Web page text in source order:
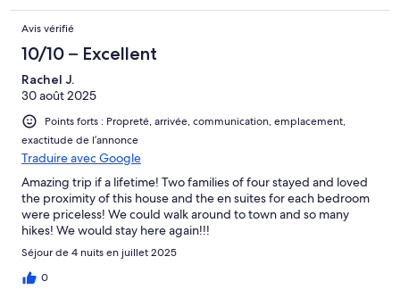
Avis vérifié
10/10 – Excellent
Rachel J.
30 août 2025
Points forts : Propreté, arrivée, communication, emplacement,
exactitude de l’annonce
Traduire avec Google
Amazing trip if a lifetime! Two families of four stayed and loved
the proximity of this house and the en suites for each bedroom
were priceless! We could walk around to town and so many
hikes! We would stay here again!!!
Séjour de 4 nuits en juillet 2025
0